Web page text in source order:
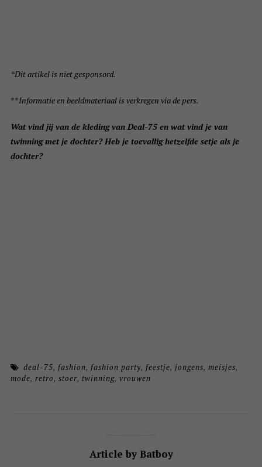
*Dit artikel is niet gesponsord.
**Informatie en beeldmateriaal is verkregen via de pers.
Wat vind jij van de kleding van Deal-75 en wat vind je van
twinning met je dochter? Heb je toevallig hetzelfde setje als je
dochter?
deal-75, fashion, fashion party, feestje,jongens,meisjes,
mode, retro, stoer, twinning, vrouwen
Article by Batboy